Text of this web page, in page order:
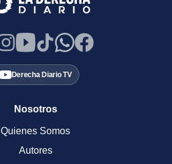
Derecha Diario TV
Nosotros
Quienes Somos
Autores